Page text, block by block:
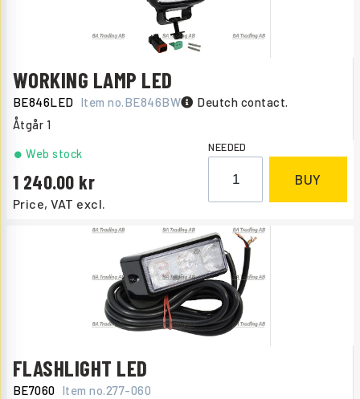
WORKING LAMP LED
BE846LED Item no.BE846BW Deutch contact.
Åtgår 1
Price, VAT excl.
1 240.00
Web stock NEEDED
BUY
FLASHLIGHT LED
BE7060 Item no.277-060